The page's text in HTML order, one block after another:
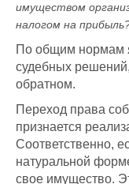
имуществом
налогом на
По общим нормам
судебных
обратном.
Переход права
признается
Соответственно,
натуральной
свое имущество.